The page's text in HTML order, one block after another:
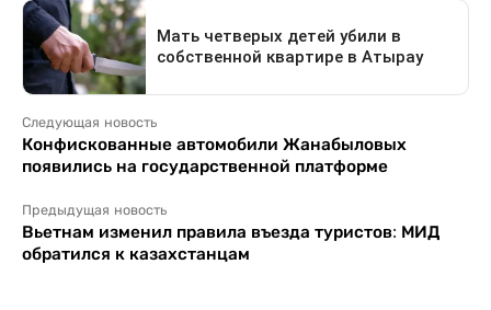
Следующая новость
Конфискованные автомобили Жанабыловых
появились на государственной платформе
Предыдущая новость
Вьетнам изменил правила въезда туристов: МИД
обратился к казахстанцам